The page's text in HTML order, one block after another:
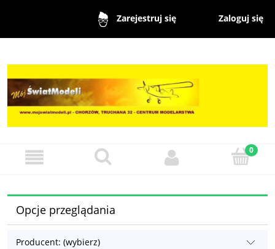
Zarejestruj się Zaloguj się
Opcje przeglądania
Producent: (wybierz)